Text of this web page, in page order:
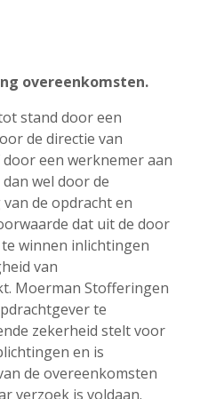
overeenkomsten.
stand door een
de directie van
een werknemer aan
wel door de
de opdracht en
dat uit de door
winnen inlichtingen
van
Moerman Stofferingen
te
zekerheid stelt voor
en is
de overeenkomsten
verzoek is voldaan.